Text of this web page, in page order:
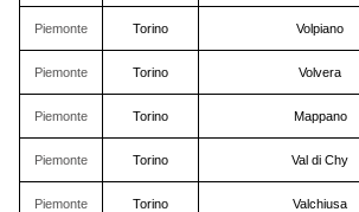
Piemonte Torino Volpiano
Piemonte Torino Volvera
Piemonte Torino Mappano
Piemonte Torino Val di Chy
Piemonte Torino Valchiusa